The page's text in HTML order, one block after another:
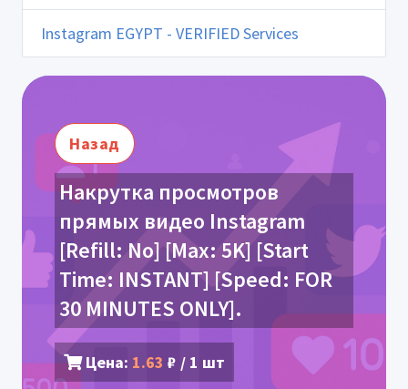
Instagram EGYPT - VERIFIED Services
Назад
Накрутка просмотров
прямых видео Instagram
[Refill: No] [Max: 5K] [Start
Time: INSTANT] [Speed: FOR
30 MINUTES ONLY].
Цена: 1.63 ₽ / 1 шт